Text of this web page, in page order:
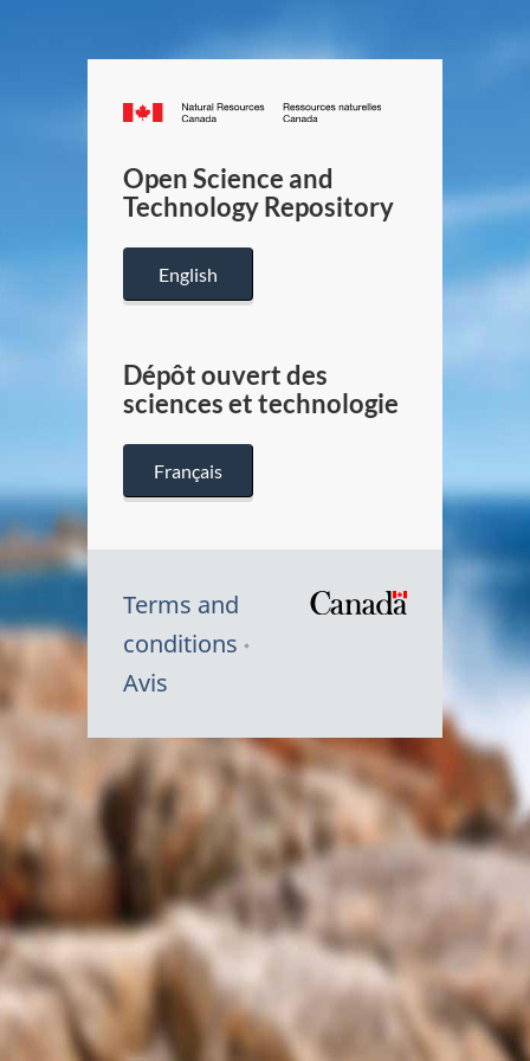
Canada.ca
/
Canada
Open Science and
Technology Repository
English
Dépôt ouvert des
sciences et technologie
Français
Terms and
conditions
Avis
Symbole
du
Canada